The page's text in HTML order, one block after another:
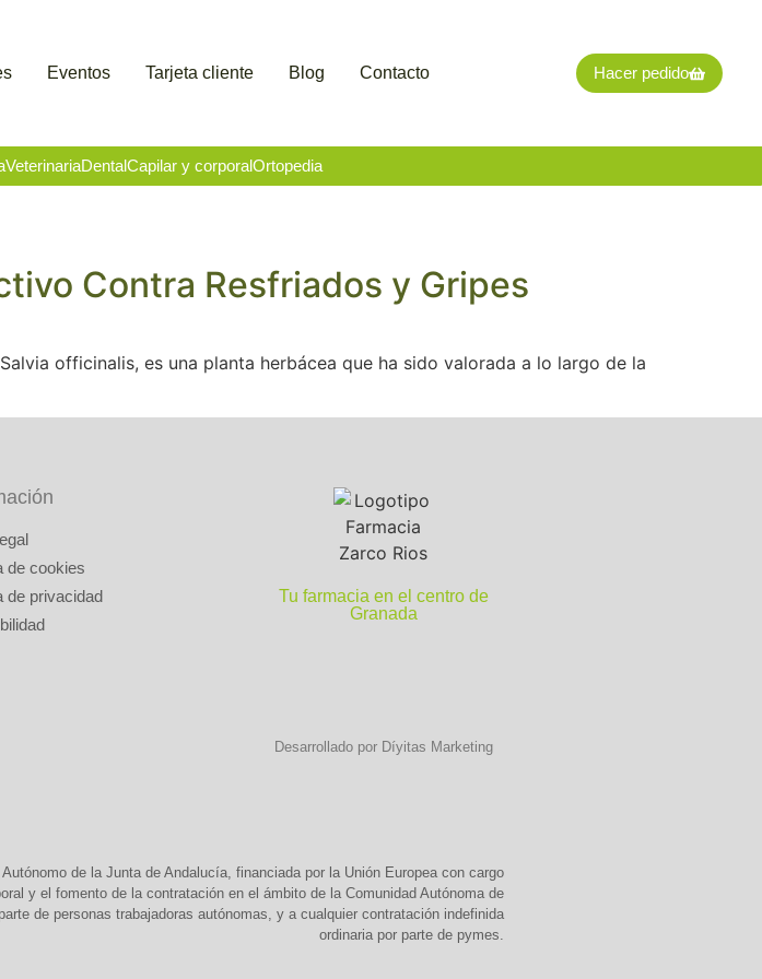
Eventos Tarjeta cliente Blog Contacto Hacer pedido
VeterinariaDentalCapilar y corporalOrtopedia
Contra Resfriados y Gripes
officinalis, es una planta herbácea que ha sido valorada a lo largo de la
de cookies
de privacidad
Tu farmacia en el centro de
Granada
Desarrollado por Díyitas Marketing
de la Junta de Andalucía, financiada por la Unión Europea con cargo
y el fomento de la contratación en el ámbito de la Comunidad Autónoma de
de personas trabajadoras autónomas, y a cualquier contratación indefinida
ordinaria por parte de pymes.